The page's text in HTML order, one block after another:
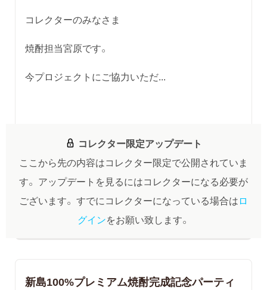
コレクターのみなさま
焼酎担当宮原です。
今プロジェクトにご協力いただ...
コレクター限定アップデート
ここから先の内容はコレクター限定で公開されていま
す。 アップデートを見るにはコレクターになる必要が
ございます。 すでにコレクターになっている場合はロ
グインをお願い致します。
新島100%プレミアム焼酎完成記念パーティ